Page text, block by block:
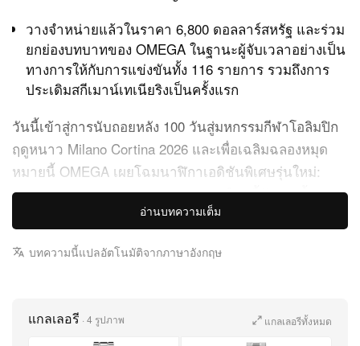
วางจำหน่ายแล้วในราคา 6,800 ดอลลาร์สหรัฐ และร่วม
ยกย่องบทบาทของ OMEGA ในฐานะผู้จับเวลาอย่างเป็น
ทางการให้กับการแข่งขันทั้ง 116 รายการ รวมถึงการ
ประเดิมสกีเมาน์เทเนียริงเป็นครั้งแรก
วันนี้เข้าสู่การนับถอยหลัง 100 วันสู่มหกรรมกีฬาโอลิมปิก
ฤดูหนาว Milano Cortina 2026 และเพื่อเฉลิมฉลองหมุด
หมายนี้ OMEGA เผยโฉมนาฬิกาเอดิชันพิเศษรุ่นใหม่:
Speedmaster Milano Cortina 2026 เรือนนี้ยังตอกย้ำ
บทบาทอันยาวนานของ OMEGA ในฐานะผู้จับเวลาอย่าง
ความหมาย เพราะแบรนด์จะทำหน้าที่จับเวลาครบทั้ง 116
อ่านบทความเต็ม
บทความนี้แปลอัตโนมัติจากภาษาอังกฤษ
แกลเลอรี · 4 รูปภาพ แกลเลอรีทั้งหมด